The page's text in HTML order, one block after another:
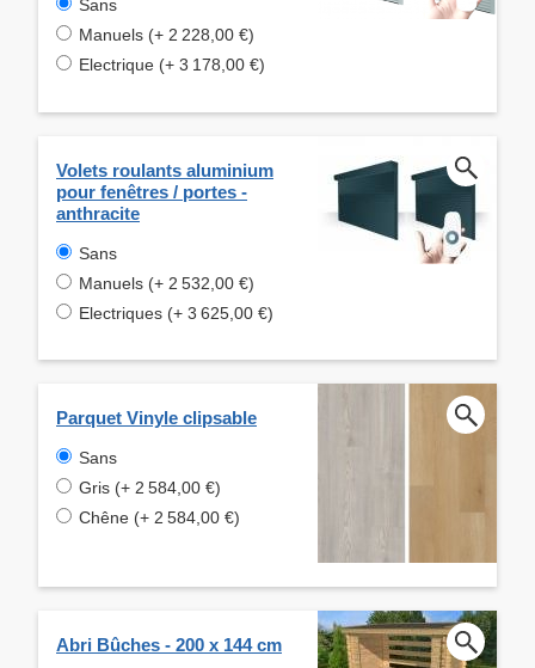
Sans
Manuels (+ 2 228,00 €)
Electrique (+ 3 178,00 €)
Volets roulants aluminium
pour fenêtres / portes -
anthracite
Sans
Manuels (+ 2 532,00 €)
Electriques (+ 3 625,00 €)
Parquet Vinyle clipsable
Sans
Gris (+ 2 584,00 €)
Chêne (+ 2 584,00 €)
Abri Bûches - 200 x 144 cm